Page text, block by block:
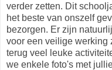
verder zetten. Dit
het beste van onszelf
bezorgen. Er zijn
voor een veilige werking
terug veel leuke
we enkele foto's met